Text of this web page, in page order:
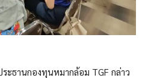
ระธานกองทุนหมากล้อม TGF กล่าว